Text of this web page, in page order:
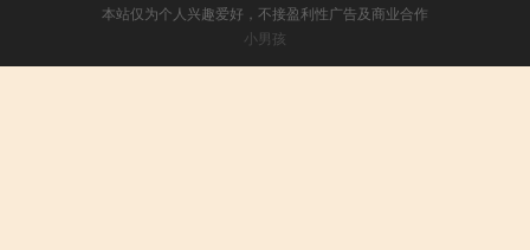
本站仅为个人兴趣爱好，不接盈利性广告及商业合作
小男孩